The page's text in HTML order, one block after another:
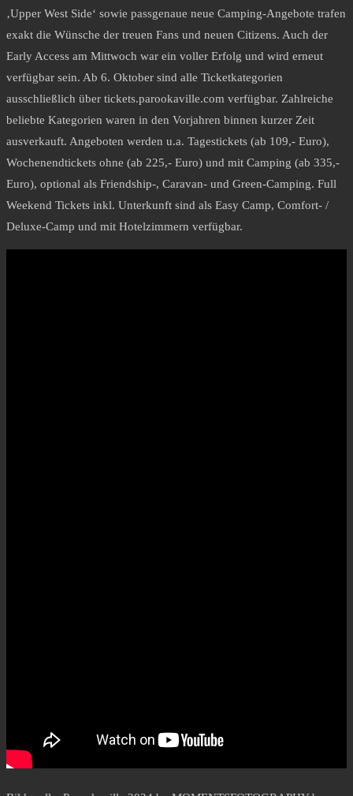
‚Upper West Side‘ sowie passgenaue neue Camping-Angebote trafen
exakt die Wünsche der treuen Fans und neuen Citizens. Auch der
Early Access am Mittwoch war ein voller Erfolg und wird erneut
verfügbar sein. Ab 6. Oktober sind alle Ticketkategorien
ausschließlich über tickets.parookaville.com verfügbar. Zahlreiche
beliebte Kategorien waren in den Vorjahren binnen kurzer Zeit
ausverkauft. Angeboten werden u.a. Tagestickets (ab 109,- Euro),
Wochenendtickets ohne (ab 225,- Euro) und mit Camping (ab 335,-
Euro), optional als Friendship-, Caravan- und Green-Camping. Full
Weekend Tickets inkl. Unterkunft sind als Easy Camp, Comfort- /
Deluxe-Camp und mit Hotelzimmern verfügbar.